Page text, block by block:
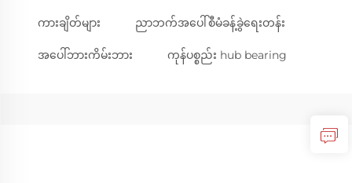
ကားချိတ်များ ညာဘက်အပေါ်စီမံခန့်ခွဲရေးတန်း
အပေါ်ဘားကိမ်းဘား ကုန်ပစ္စည်း hub bearing